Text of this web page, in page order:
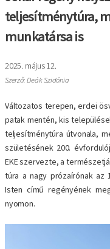
teljesítménytúra,
munkatársa is
2025. május 12.
Szerző: Deák Szidónia
Változatos terepen, erdei
patak mentén, kis
teljesítménytúra útvonala,
születésének 200.
EKE szervezte, a
túra a nagy prózaírónak az
Isten című regényének
nyomon.